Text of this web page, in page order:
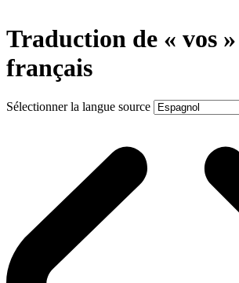
Traduction de « vos
français
Sélectionner la langue source